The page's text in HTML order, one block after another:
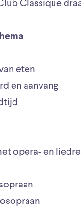
Classique
eten
en aanvang
opera- en